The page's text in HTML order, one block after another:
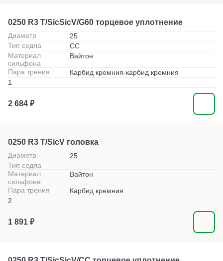
0250 R3 T/SicSicV/G60 торцевое уплотнение
Диаметр
25
Тип седла
СС
Материал
сильфона
Вайтон
Пара трения
Карбид кремния-карбид кремния
1
2 684 ₽
0250 R3 T/SicV головка
Диаметр
25
Тип седла
Материал
сильфона
Вайтон
Пара трения
Карбид кремния
2
1 891 ₽